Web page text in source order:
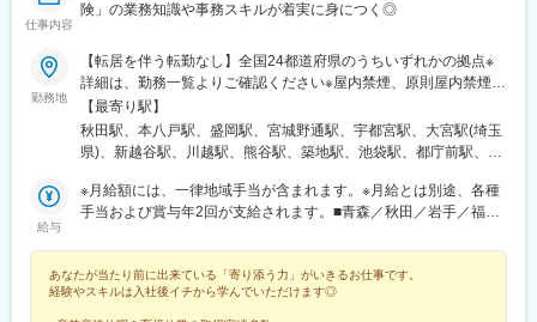
仕事内容
険」の業務知識や事務スキルが着実に身につく◎
勤務地
【転居を伴う転勤なし】全国24都道府県のうちいずれかの拠点※
詳細は、勤務一覧よりご確認ください※屋内禁煙、原則屋内禁煙
（喫煙室あり）等、ビルにより異なります。
【最寄り駅】
秋田駅、本八戸駅、盛岡駅、宮城野通駅、宇都宮駅、大宮駅(埼玉
県)、新越谷駅、川越駅、熊谷駅、築地駅、池袋駅、都庁前駅、新
駅、野町駅、名鉄岐阜駅、福井城址大名町駅、新浜松駅、沼津
駅、久屋大通駅、伏見駅(愛知県)、近鉄四日市駅、和歌山駅、本町
谷駅、新富町駅(東京都)、東池袋駅、西新宿駅、馬車道駅、京成成
田駅、市役所前駅(千葉県)、岐阜駅、足羽山公園口駅、浜松駅、栄
給与
※月給額には、一律地域手当が含まれます。※月給とは別途、各種
手当および賞与年2回が支給されます。■青森／秋田／岩手／福井
／栃木／岐阜／三重／和歌山月給21万円以上■静岡／愛知／福岡
月給22万円以上■広島月給23万円以上■埼玉／千葉／大阪月給24万
円以上■東京／神奈川月給25万円以上
あなたが当たり前に出来ている「寄り添う力」がいきるお仕事です。
経験やスキルは入社後イチから学んでいただけます◎